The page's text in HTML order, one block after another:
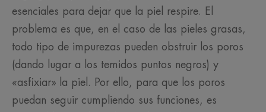
esenciales para dejar que la piel respire. El
problema es que, en el caso de las pieles grasas,
todo tipo de impurezas pueden obstruir los poros
(dando lugar a los temidos puntos negros) y
«asfixiar» la piel. Por ello, para que los poros
puedan seguir cumpliendo sus funciones, es